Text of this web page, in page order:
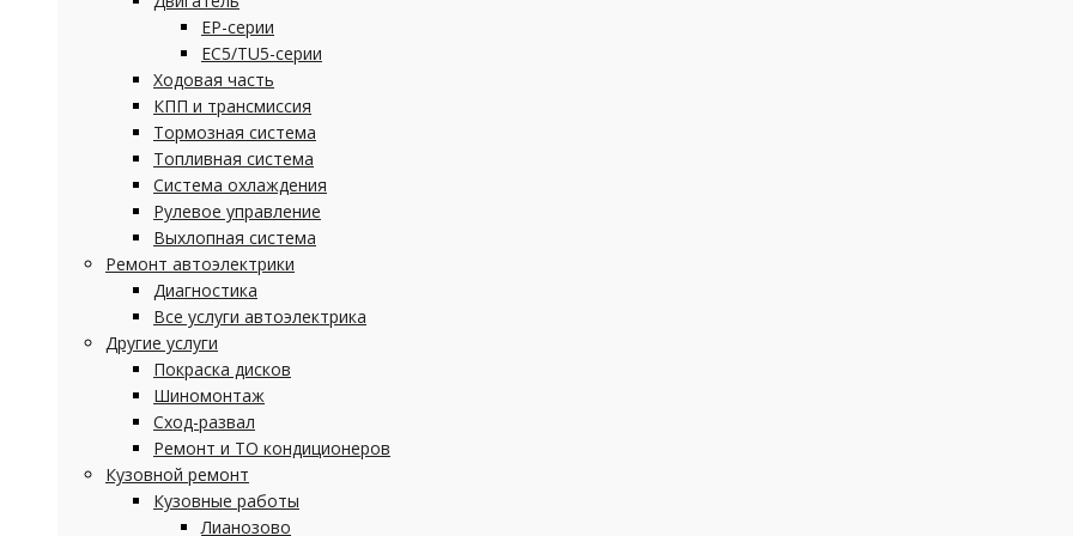
EP-серии
EC5/TU5-серии
Ходовая часть
КПП и трансмиссия
Тормозная система
Топливная система
Система охлаждения
Рулевое управление
Выхлопная система
Ремонт автоэлектрики
Диагностика
Все услуги автоэлектрика
Другие услуги
Покраска дисков
Шиномонтаж
Сход-развал
Ремонт и ТО кондиционеров
Кузовной ремонт
Кузовные работы
Лианозово